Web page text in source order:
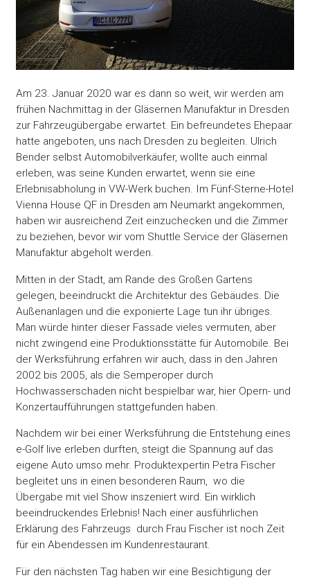
Am 23. Januar 2020 war es dann so weit, wir werden am
frühen Nachmittag in der Gläsernen Manufaktur in Dresden
zur Fahrzeugübergabe erwartet. Ein befreundetes Ehepaar
hatte angeboten, uns nach Dresden zu begleiten. Ulrich
Bender selbst Automobilverkäufer, wollte auch einmal
erleben, was seine Kunden erwartet, wenn sie eine
Erlebnisabholung in VW-Werk buchen. Im Fünf-Sterne-Hotel
Vienna House QF in Dresden am Neumarkt angekommen,
haben wir ausreichend Zeit einzuchecken und die Zimmer
zu beziehen, bevor wir vom Shuttle Service der Gläsernen
Manufaktur abgeholt werden.
Mitten in der Stadt, am Rande des Großen Gartens
gelegen, beeindruckt die Architektur des Gebäudes. Die
Außenanlagen und die exponierte Lage tun ihr übriges.
Man würde hinter dieser Fassade vieles vermuten, aber
nicht zwingend eine Produktionsstätte für Automobile. Bei
der Werksführung erfahren wir auch, dass in den Jahren
2002 bis 2005, als die Semperoper durch
Hochwasserschaden nicht bespielbar war, hier Opern- und
Konzertaufführungen stattgefunden haben.
Nachdem wir bei einer Werksführung die Entstehung eines
e-Golf live erleben durften, steigt die Spannung auf das
eigene Auto umso mehr. Produktexpertin Petra Fischer
begleitet uns in einen besonderen Raum, wo die
Übergabe mit viel Show inszeniert wird. Ein wirklich
beeindruckendes Erlebnis! Nach einer ausführlichen
Erklärung des Fahrzeugs durch Frau Fischer ist noch Zeit
für ein Abendessen im Kundenrestaurant.
Für den nächsten Tag haben wir eine Besichtigung der